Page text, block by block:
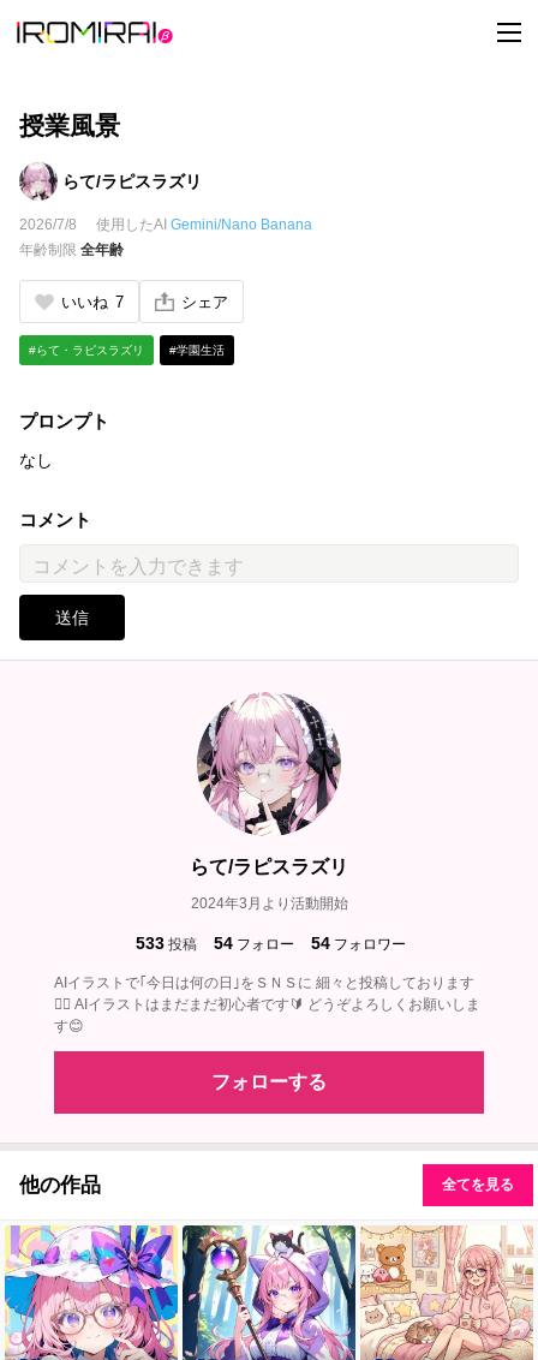
t
o
授業風景
らて/ラピスラズリ
2026/7/8 使用したAI Gemini/Nano Banana
年齢制限 全年齢
いいね 7 シェア
#らて・ラピスラズリ #学園生活
プロンプト
なし
コメント
送信
らて/ラピスラズリ
2024年3月より活動開始
533 投稿 54 フォロー 54 フォロワー
AIイラストで｢今日は何の日｣をＳＮＳに 細々と投稿しております
🙇‍♀️ AIイラストはまだまだ初心者です🔰 どうぞよろしくお願いしま
す😊
フォローする
他の作品 全てを見る